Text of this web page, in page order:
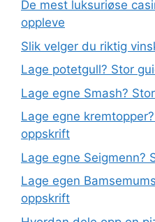
De mest luksuriøse
oppleve
Slik velger du riktig
Lage potetgull? Stor
Lage egne Smash?
Lage egne
oppskrift
Lage egne Seigmenn?
Lage egen
oppskrift